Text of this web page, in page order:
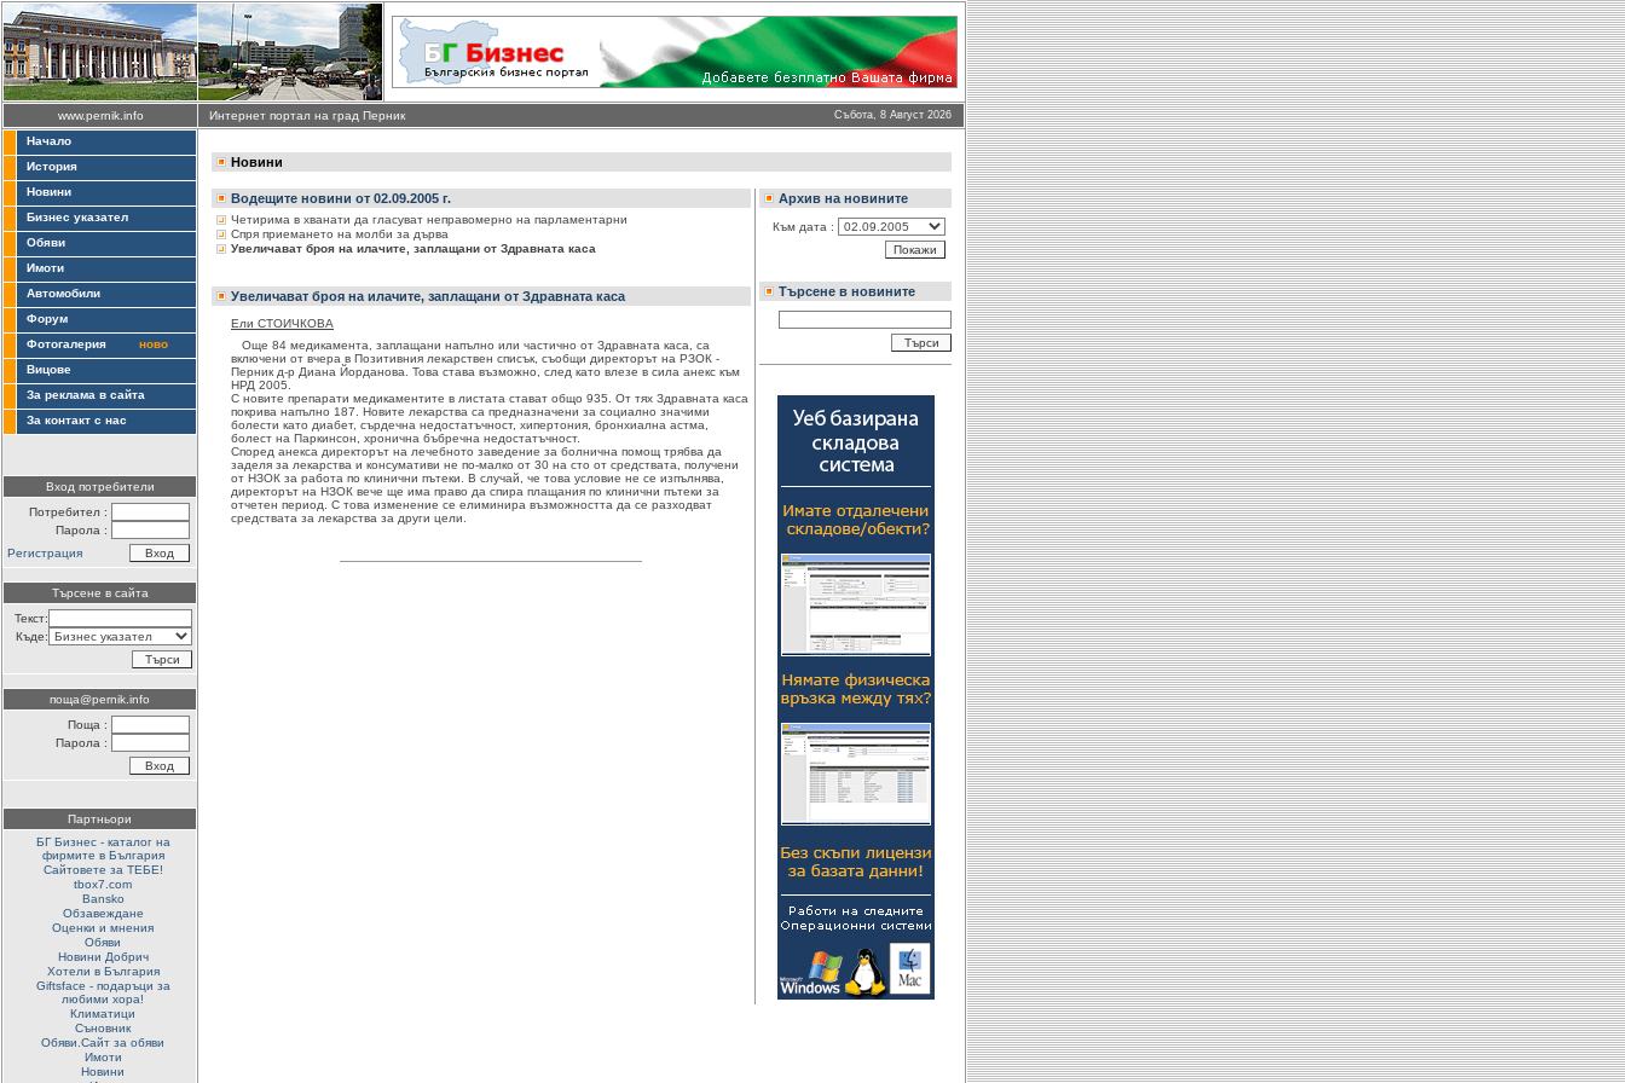
www.pernik.info Интернет портал на град Перник Събота, 8 Август 2026
Начало
История
Новини
Бизнес указател
Обяви
Имоти
Автомобили
Форум
Фотогалерия
ново
Вицове
За реклама в сайта
За контакт с нас
Вход потребители
Потребител :
Парола :
Регистрация
Търсене в сайта
Текст:
Къде:
поща@pernik.info
Поща :
Парола :
Партньори
БГ Бизнес - каталог на
фирмите в България
Сайтовете за ТЕБЕ!
tbox7.com
Bansko
Обзавеждане
Оценки и мнения
Обяви
Новини Добрич
Хотели в България
Giftsface - подаръци за
любими хора!
Климатици
Съновник
Обяви.Сайт за обяви
Имоти
Новини
Новини
Водещите новини от 02.09.2005 г.
Четирима в хванати да гласуват неправомерно на парламентарни
Спря приемането на молби за дърва
Увеличават броя на илачите, заплащани от Здравната каса
Увеличават броя на илачите, заплащани от Здравната каса
Ели СТОИЧКОВА
Още 84 медикамента, заплащани напълно или частично от Здравната каса, са
включени от вчера в Позитивния лекарствен списък, съобщи директорът на РЗОК -
Перник д-р Диана Йорданова. Това става възможно, след като влезе в сила анекс към
НРД 2005.
С новите препарати медикаментите в листата стават общо 935. От тях Здравната каса
покрива напълно 187. Новите лекарства са предназначени за социално значими
болести като диабет, сърдечна недостатъчност, хипертония, бронхиална астма,
болест на Паркинсон, хронична бъбречна недостатъчност.
Според анекса директорът на лечебното заведение за болнична помощ трябва да
заделя за лекарства и консумативи не по-малко от 30 на сто от средствата, получени
от НЗОК за работа по клинични пътеки. В случай, че това условие не се изпълнява,
директорът на НЗОК вече ще има право да спира плащания по клинични пътеки за
отчетен период. С това изменение се елиминира възможността да се разходват
средствата за лекарства за други цели.
Архив на новините
Към дата :
Търсене в новините